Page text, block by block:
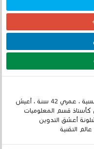
إسمي الكامل الحسين مزواد ، مغربي الجنسية ، عمري 42 سنة ، أعيش
كأستاذ قسم المعلوميات
أعشق التدوين
التقنية